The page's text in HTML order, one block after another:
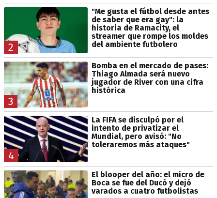
2
"Me gusta el fútbol desde antes
de saber que era gay": la
historia de Ramacity, el
streamer que rompe los moldes
del ambiente futbolero
3
Bomba en el mercado de pases:
Thiago Almada será nuevo
jugador de River con una cifra
histórica
4
La FIFA se disculpó por el
intento de privatizar el
Mundial, pero avisó: "No
toleraremos más ataques"
El blooper del año: el micro de
Boca se fue del Ducó y dejó
varados a cuatro futbolistas